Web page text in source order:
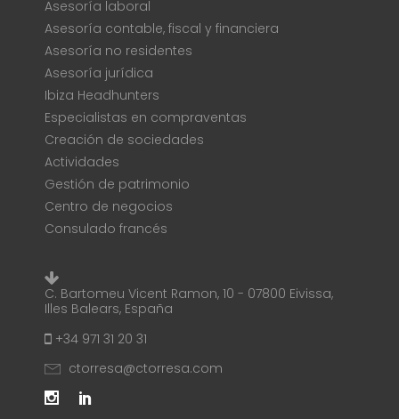
Asesoría laboral
Asesoría contable, fiscal y financiera
Asesoría no residentes
Asesoría jurídica
Ibiza Headhunters
Especialistas en compraventas
Creación de sociedades
Actividades
Gestión de patrimonio
Centro de negocios
Consulado francés
C. Bartomeu Vicent Ramon, 10 - 07800 Eivissa,
Illes Balears, España
+34 971 31 20 31
ctorresa@ctorresa.com